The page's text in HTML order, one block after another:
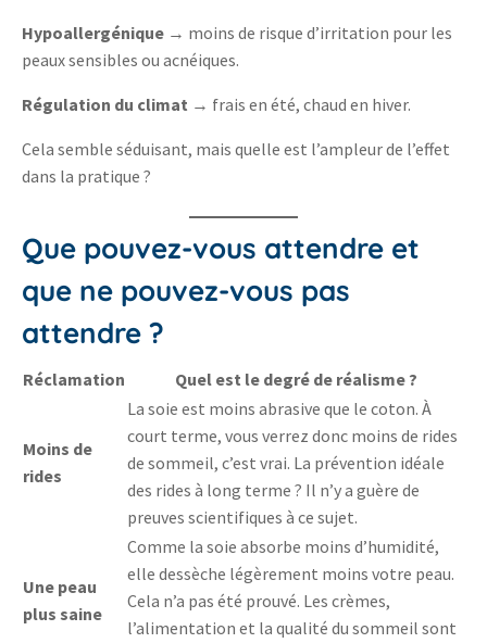
Hypoallergénique → moins de risque d’irritation pour les
peaux sensibles ou acnéiques.
Régulation du climat → frais en été, chaud en hiver.
Cela semble séduisant, mais quelle est l’ampleur de l’effet
dans la pratique ?
Que pouvez-vous attendre et
que ne pouvez-vous pas
attendre ?
Réclamation Quel est le degré de réalisme ?
Moins de
rides
La soie est moins abrasive que le coton. À
court terme, vous verrez donc moins de rides
de sommeil, c’est vrai. La prévention idéale
des rides à long terme ? Il n’y a guère de
preuves scientifiques à ce sujet.
Une peau
plus saine
Comme la soie absorbe moins d’humidité,
elle dessèche légèrement moins votre peau.
Cela n’a pas été prouvé. Les crèmes,
l’alimentation et la qualité du sommeil sont